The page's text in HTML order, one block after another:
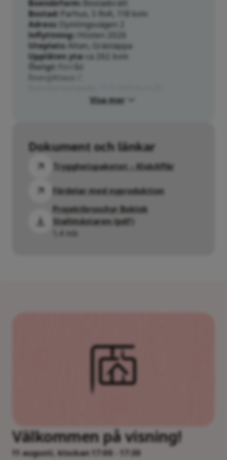
Boendeform
Bostadsrätt
Bostad
Parhus, 5 RoK, 118 kvm
Adress
Dymlingsvägen 2
Inflyttning:
Hösten 2026
Uteplats
Altan, Grästäppa
Upplåten yta
ca 262 kvm
Övrigt
Visa mer
Dokument och länkar
Trygghetspaketet – KlokAffär
Fördelar med nyproduktion
Projektbroschyr Boklok
Stallmästaren (pdf)
1,4 mb
Välkommen på visning!
11 augusti, klockan 17:00 - 17:30